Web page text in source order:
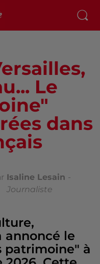
Le
dans
Isaline Lesain -
Journaliste
annoncé le
patrimoine" à